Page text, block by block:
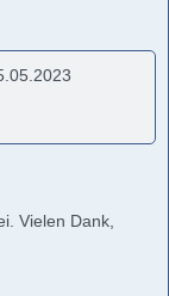
Vielen Dank,